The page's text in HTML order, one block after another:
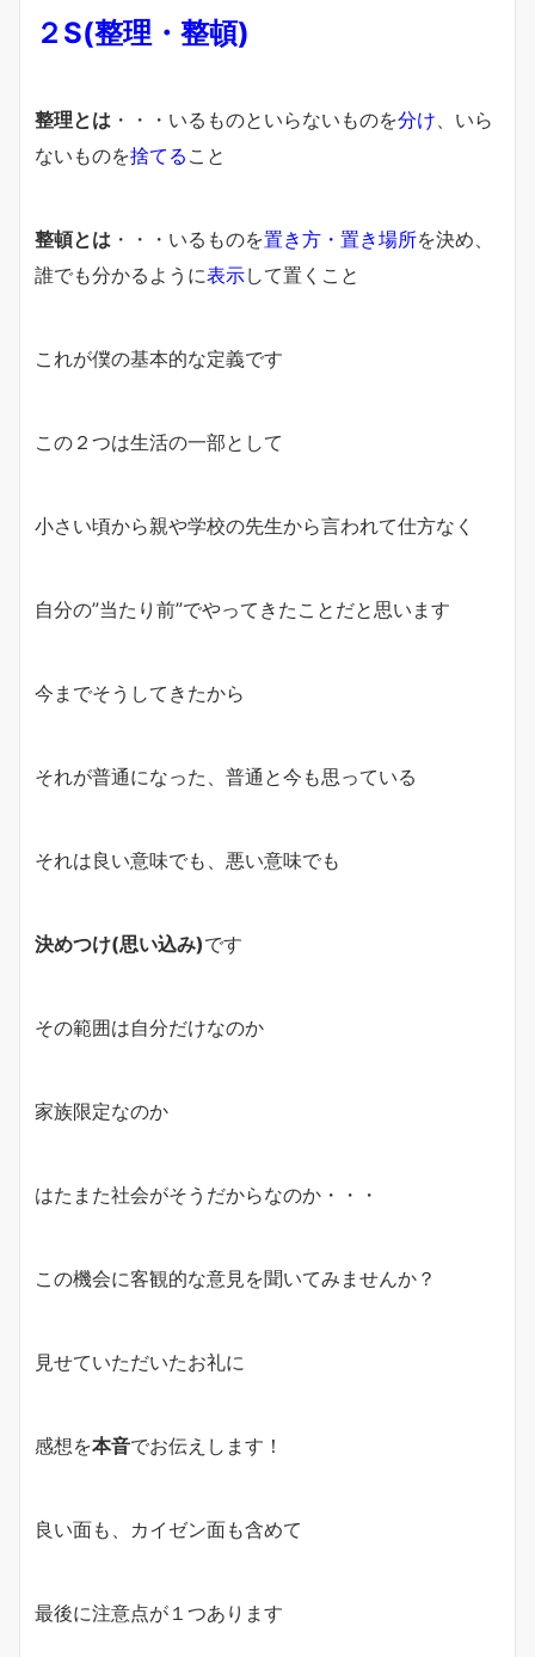
２S(整理・整頓)
整理とは ・・・いるものといらないものを分け 、いら
ないものを捨てる こと
整頓とは ・・・いるものを置き方・置き場所を決め、
誰でも分かるように表示して置くこと
これが僕の基本的な定義です
この２つは生活の一部として
小さい頃から親や学校の先生から言われて仕方なく
自分の”当たり前”でやってきたことだと思います
今までそうしてきたから
それが普通になった、普通と今も思っている
それは良い意味でも、悪い意味でも
決めつけ(思い込み)です
その範囲は自分だけなのか
家族限定なのか
はたまた社会がそうだからなのか・・・
この機会に客観的な意見を聞いてみませんか？
見せていただいたお礼に
感想を本音でお伝えします！
良い面も、カイゼン面も含めて
最後に注意点が１つあります